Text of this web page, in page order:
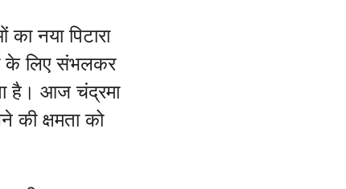
नया पिटारा
के लिए संभलकर
है। आज चंद्रमा
की क्षमता को